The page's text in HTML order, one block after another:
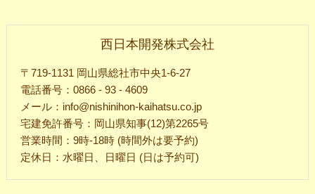
西日本開発株式会社
〒719-1131 岡山県総社市中央1-6-27
電話番号：0866 - 93 - 4609
メール：info@nishinihon-kaihatsu.co.jp
宅建免許番号：岡山県知事(12)第2265号
営業時間：9時-18時 (時間外は要予約)
定休日：水曜日、日曜日 (日は予約可)